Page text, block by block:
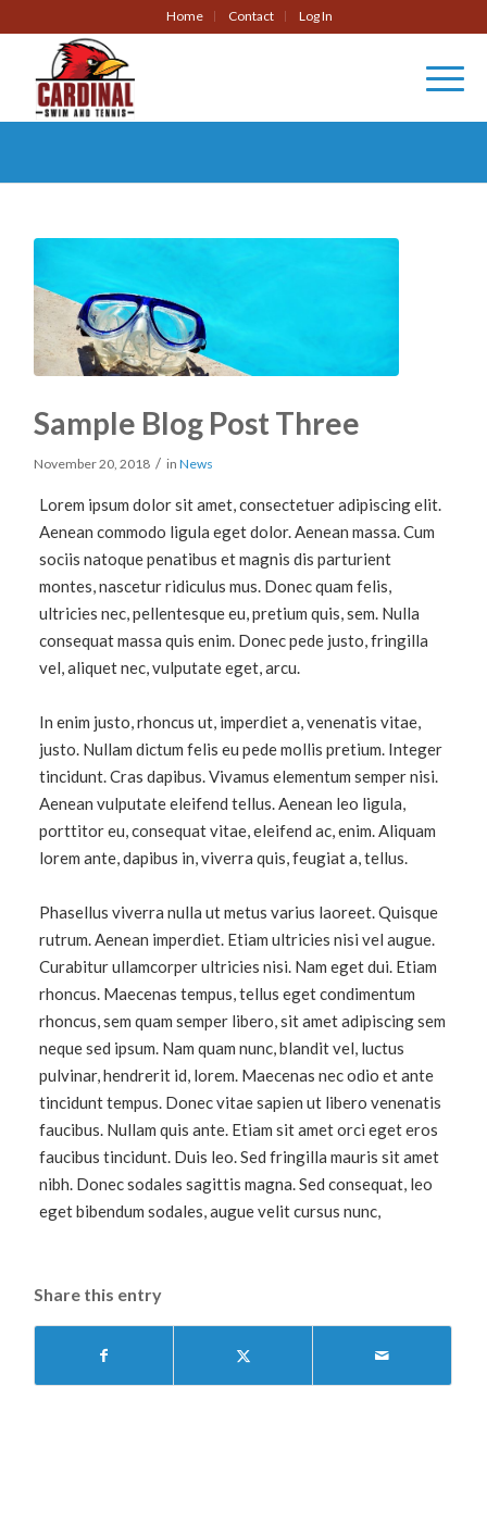
Home Contact Log In
Sample Blog Post Three
November 20, 2018 / inNews
Lorem ipsum dolor sit amet, consectetuer adipiscing elit.
Aenean commodo ligula eget dolor. Aenean massa. Cum
sociis natoque penatibus et magnis dis parturient
montes, nascetur ridiculus mus. Donec quam felis,
ultricies nec, pellentesque eu, pretium quis, sem. Nulla
consequat massa quis enim. Donec pede justo, fringilla
vel, aliquet nec, vulputate eget, arcu.
In enim justo, rhoncus ut, imperdiet a, venenatis vitae,
justo. Nullam dictum felis eu pede mollis pretium. Integer
tincidunt. Cras dapibus. Vivamus elementum semper nisi.
Aenean vulputate eleifend tellus. Aenean leo ligula,
porttitor eu, consequat vitae, eleifend ac, enim. Aliquam
lorem ante, dapibus in, viverra quis, feugiat a, tellus.
Phasellus viverra nulla ut metus varius laoreet. Quisque
rutrum. Aenean imperdiet. Etiam ultricies nisi vel augue.
Curabitur ullamcorper ultricies nisi. Nam eget dui. Etiam
rhoncus. Maecenas tempus, tellus eget condimentum
rhoncus, sem quam semper libero, sit amet adipiscing sem
neque sed ipsum. Nam quam nunc, blandit vel, luctus
pulvinar, hendrerit id, lorem. Maecenas nec odio et ante
tincidunt tempus. Donec vitae sapien ut libero venenatis
faucibus. Nullam quis ante. Etiam sit amet orci eget eros
faucibus tincidunt. Duis leo. Sed fringilla mauris sit amet
nibh. Donec sodales sagittis magna. Sed consequat, leo
eget bibendum sodales, augue velit cursus nunc,
Share this entry